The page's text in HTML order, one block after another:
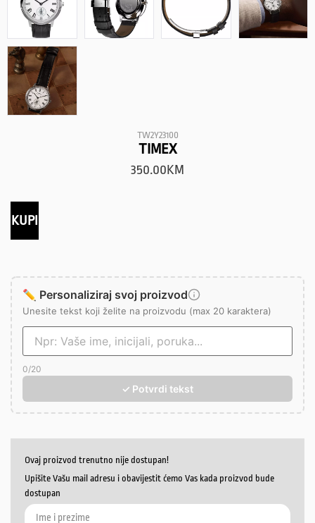
TW2Y23100
TIMEX
350.00KM
KUPI
✏️ Personaliziraj svoj proizvod
Unesite tekst koji želite na proizvodu (max 20 karaktera)
0/20
✓ Potvrdi tekst
Ovaj proizvod trenutno nije dostupan!
Upišite Vašu mail adresu i obavijestit ćemo Vas kada proizvod bude
dostupan